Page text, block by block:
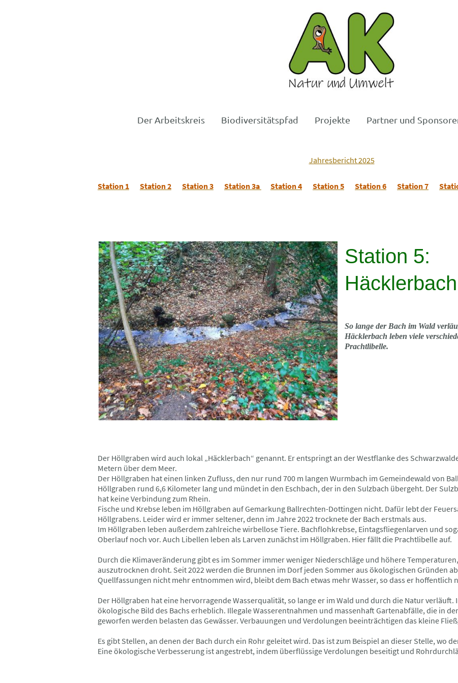
Der Arbeitskreis Biodiversitätspfad Projekte Partner und
Jahresbericht 2025
Station 1 Station 2 Station 3 Station 3a Station 4 Station 5 Station 6 Station 7
Station 5:
So lange der Bach im Wald
Häcklerbach leben viele
Prachtlibelle.
Der Höllgraben wird auch lokal „Häcklerbach“ genannt. Er entspringt an der Westflanke des
Metern über dem Meer.
Der Höllgraben hat einen linken Zufluss, den nur rund 700 m langen Wurmbach im Gemeindewald von
Höllgraben rund 6,6 Kilometer lang und mündet in den Eschbach, der in den Sulzbach übergeht. Der
hat keine Verbindung zum Rhein.
Fische und Krebse leben im Höllgraben auf Gemarkung Ballrechten-Dottingen nicht. Dafür lebt der
Höllgrabens. Leider wird er immer seltener, denn im Jahre 2022 trocknete der Bach erstmals aus.
Im Höllgraben leben außerdem zahlreiche wirbellose Tiere. Bachflohkrebse, Eintagsfliegenlarven und
Oberlauf noch vor. Auch Libellen leben als Larven zunächst im Höllgraben. Hier fällt die Prachtlibelle auf.
Durch die Klimaveränderung gibt es im Sommer immer weniger Niederschläge und höhere
auszutrocknen droht. Seit 2022 werden die Brunnen im Dorf jeden Sommer aus ökologischen Gründen
Quellfassungen nicht mehr entnommen wird, bleibt dem Bach etwas mehr Wasser, so dass er hoffentlich
Der Höllgraben hat eine hervorragende Wasserqualität, so lange er im Wald und durch die Natur verläuft.
ökologische Bild des Bachs erheblich. Illegale Wasserentnahmen und massenhaft Gartenabfälle, die in
geworfen werden belasten das Gewässer. Verbauungen und Verdolungen beeinträchtigen das kleine
Es gibt Stellen, an denen der Bach durch ein Rohr geleitet wird. Das ist zum Beispiel an dieser Stelle, wo
Eine ökologische Verbesserung ist angestrebt, indem überflüssige Verdolungen beseitigt und